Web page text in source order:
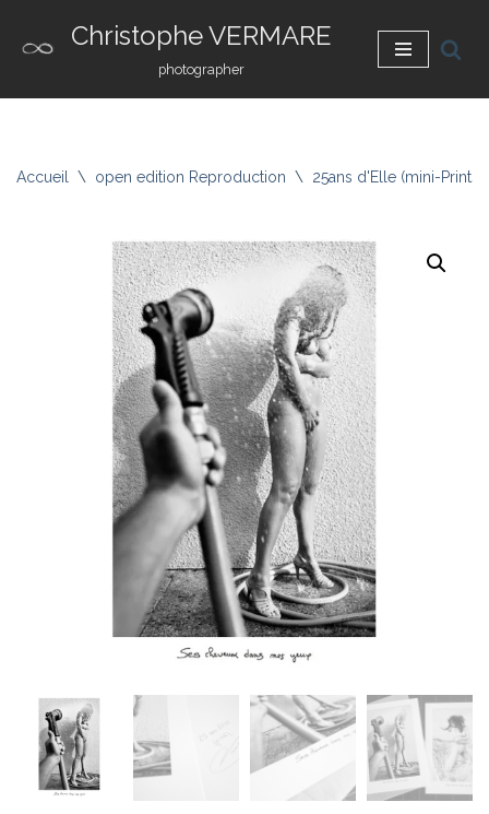
Aller
Christophe VERMARE
photographer
Accueil \ open edition Reproduction \ 25ans d'Elle (mini-Prints)